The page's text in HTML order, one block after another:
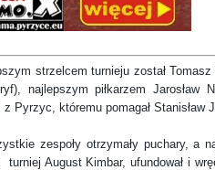
strzelcem turnieju został Tomasz
najlepszym piłkarzem Jarosław
z Pyrzyc, któremu pomagał Stanisław
zespoły otrzymały puchary, a
turniej August Kimbar, ufundował i